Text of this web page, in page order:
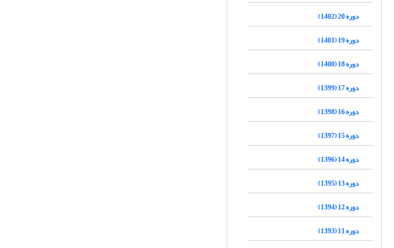
دوره 20 (1402)
دوره 19 (1401)
دوره 18 (1400)
دوره 17 (1399)
دوره 16 (1398)
دوره 15 (1397)
دوره 14 (1396)
دوره 13 (1395)
دوره 12 (1394)
دوره 11 (1393)